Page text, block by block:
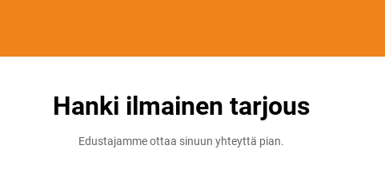
Hanki ilmainen tarjous
Edustajamme ottaa sinuun yhteyttä pian.